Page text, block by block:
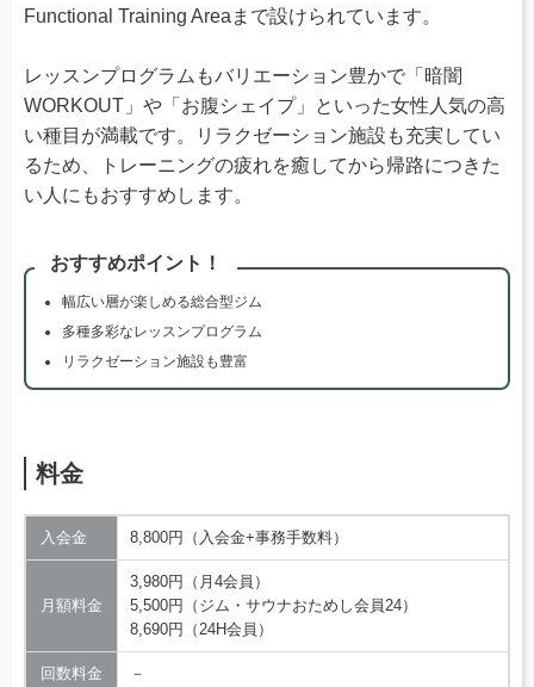
Functional Training Areaまで設けられています。
レッスンプログラムもバリエーション豊かで「暗闇
WORKOUT」や「お腹シェイプ」といった女性人気の高
い種目が満載です。リラクゼーション施設も充実してい
るため、トレーニングの疲れを癒してから帰路につきた
い人にもおすすめします。
おすすめポイント！
幅広い層が楽しめる総合型ジム
多種多彩なレッスンプログラム
リラクゼーション施設も豊富
料金
入会金 8,800円（入会金+事務手数料）
月額料金
3,980円（月4会員）
5,500円（ジム・サウナおためし会員24）
8,690円（24H会員）
回数料金 －